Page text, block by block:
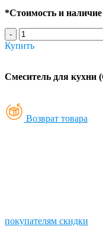
*Стоимость и
-
Купить
Смеситель для кухни
Возврат товара
покупателям скидки